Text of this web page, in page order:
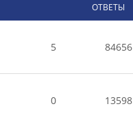
ОТВЕТЫ
5 84656
0 13598